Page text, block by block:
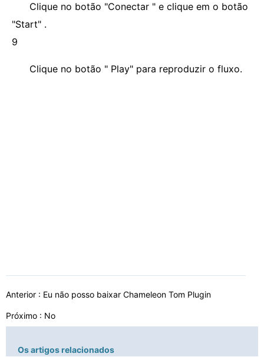
Clique no botão "Conectar " e clique em o botão
"Start" .
9
Clique no botão " Play" para reproduzir o fluxo.
Anterior : Eu não posso baixar Chameleon Tom Plugin
Próximo : No
Os artigos relacionados